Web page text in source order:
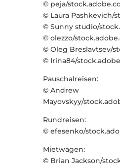
© peja/
© Laura Pashkevich/
© Sunny studio/
© olezzo/
© Oleg Breslavtsev/
© Irina84/
Pauschalreisen:
© Andrew
Mayovskyy/
Rundreisen:
© efesenko/
Mietwagen:
© Brian Jackson/